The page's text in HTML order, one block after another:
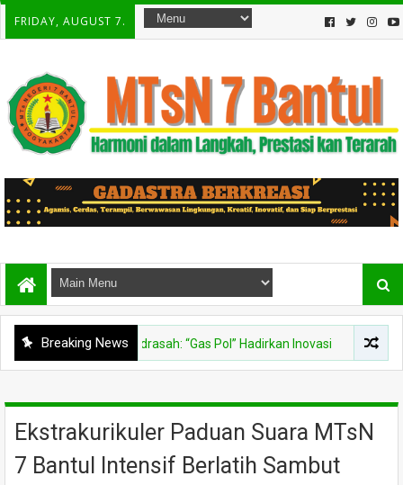
FRIDAY, AUGUST 7.
Breaking News
Kepala Madrasah: “Gas Pol” Hadirkan Inovasi BERITA
Ekstrakurikuler Paduan Suara MTsN
7 Bantul Intensif Berlatih Sambut